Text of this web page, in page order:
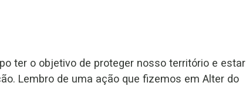
ter o objetivo de proteger nosso território e estar
Lembro de uma ação que fizemos em Alter do